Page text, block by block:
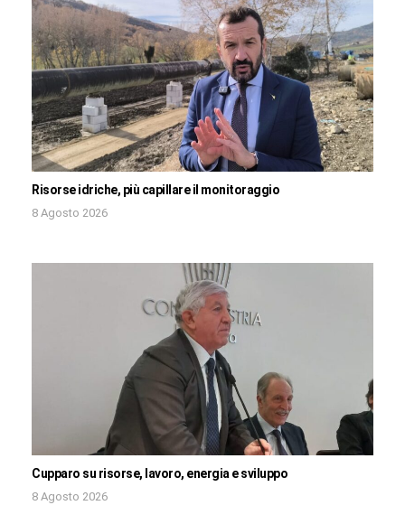
Risorse idriche, più capillare il monitoraggio
8 Agosto 2026
Cupparo su risorse, lavoro, energia e sviluppo
8 Agosto 2026